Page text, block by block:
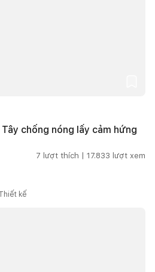
chống nóng lấy cảm hứng
7 lượt thích | 17.833 lượt xem
kế